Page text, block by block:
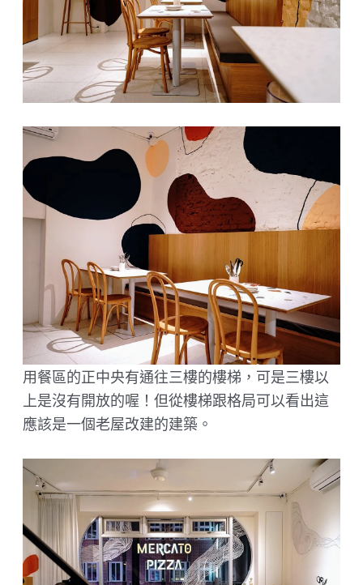
用餐區的正中央有通往三樓的樓梯，可是三樓以
上是沒有開放的喔！但從樓梯跟格局可以看出這
應該是一個老屋改建的建築。